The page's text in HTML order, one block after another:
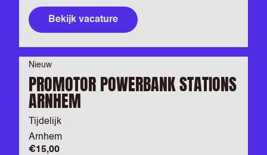
Bekijk vacature
Nieuw
PROMOTOR POWERBANK STATIONS
ARNHEM
Tijdelijk
Arnhem
€15,00